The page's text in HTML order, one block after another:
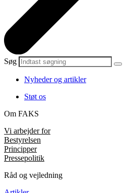
Søg
Nyheder og artikler
Støt os
Om FAKS
Vi arbejder for
Bestyrelsen
Principper
Pressepolitik
Råd og vejledning